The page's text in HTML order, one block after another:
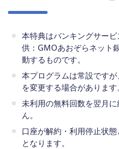
本特典はバンキングサー
供：GMOあおぞらネット
動するものです。
本プログラムは常設です
を変更する場合があります。
未利用の無料回数を翌月
ん。
口座が解約・利用停止状
となります。